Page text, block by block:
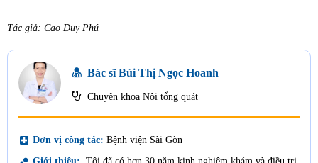
Tác giả: Cao Duy Phú
Bác sĩ Bùi Thị Ngọc Hoanh
Chuyên khoa Nội tổng quát
local_hospital Đơn vị công tác: Bệnh viện Sài Gòn